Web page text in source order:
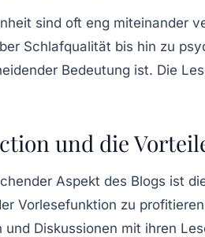
sind oft eng miteinander
Schlafqualität bis hin zu
Bedeutung ist. Die
und die
Aspekt des Blogs ist
Vorlesefunktion zu
und Diskussionen mit ihren